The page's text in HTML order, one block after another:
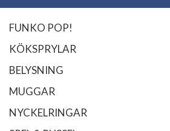
FUNKO POP!
KÖKSPRYLAR
BELYSNING
MUGGAR
NYCKELRINGAR